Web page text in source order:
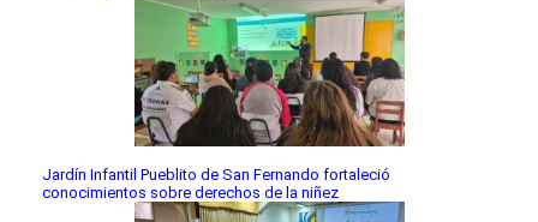
Jardín Infantil Pueblito de San Fernando fortaleció
conocimientos sobre derechos de la niñez